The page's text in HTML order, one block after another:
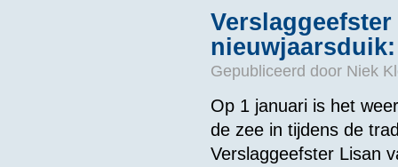
Gepubliceerd door Niek
Op 1 januari is het
de zee in tijdens de
Verslaggeefster Lisan